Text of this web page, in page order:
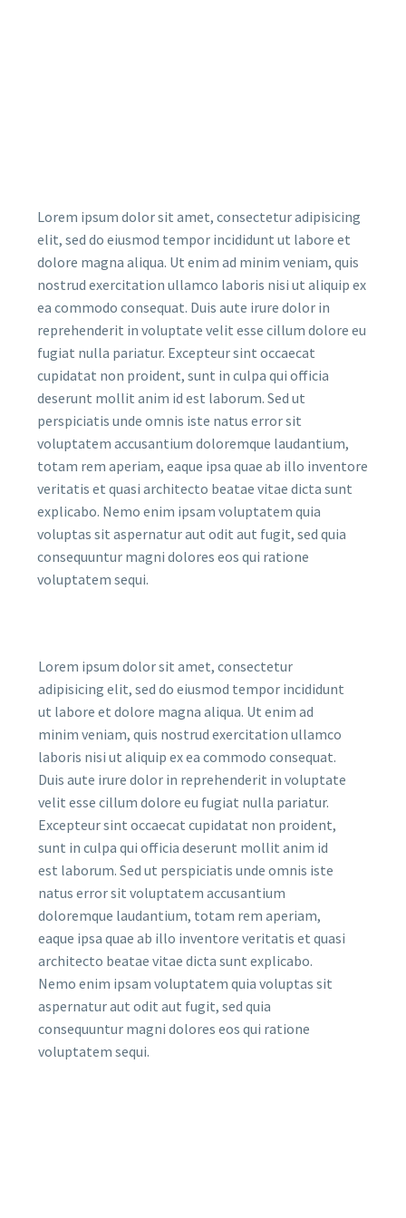
Lorem ipsum dolor sit amet, consectetur adipisicing
elit, sed do eiusmod tempor incididunt ut labore et
dolore magna aliqua. Ut enim ad minim veniam, quis
nostrud exercitation ullamco laboris nisi ut aliquip ex
ea commodo consequat. Duis aute irure dolor in
reprehenderit in voluptate velit esse cillum dolore eu
fugiat nulla pariatur. Excepteur sint occaecat
cupidatat non proident, sunt in culpa qui officia
deserunt mollit anim id est laborum. Sed ut
perspiciatis unde omnis iste natus error sit
voluptatem accusantium doloremque laudantium,
totam rem aperiam, eaque ipsa quae ab illo inventore
veritatis et quasi architecto beatae vitae dicta sunt
explicabo. Nemo enim ipsam voluptatem quia
voluptas sit aspernatur aut odit aut fugit, sed quia
consequuntur magni dolores eos qui ratione
voluptatem sequi.
Lorem ipsum dolor sit amet, consectetur
adipisicing elit, sed do eiusmod tempor incididunt
ut labore et dolore magna aliqua. Ut enim ad
minim veniam, quis nostrud exercitation ullamco
laboris nisi ut aliquip ex ea commodo consequat.
Duis aute irure dolor in reprehenderit in voluptate
velit esse cillum dolore eu fugiat nulla pariatur.
Excepteur sint occaecat cupidatat non proident,
sunt in culpa qui officia deserunt mollit anim id
est laborum. Sed ut perspiciatis unde omnis iste
natus error sit voluptatem accusantium
doloremque laudantium, totam rem aperiam,
eaque ipsa quae ab illo inventore veritatis et quasi
architecto beatae vitae dicta sunt explicabo.
Nemo enim ipsam voluptatem quia voluptas sit
aspernatur aut odit aut fugit, sed quia
consequuntur magni dolores eos qui ratione
voluptatem sequi.